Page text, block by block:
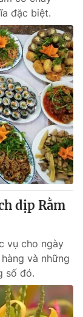
đặc biệt.
dịp Rằm
vụ cho ngày
và những
số đó.